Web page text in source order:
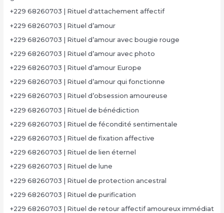
+229 68260703 | Rituel d'attachement affectif
+229 68260703 | Rituel d’amour
+229 68260703 | Rituel d’amour avec bougie rouge
+229 68260703 | Rituel d’amour avec photo
+229 68260703 | Rituel d’amour Europe
+229 68260703 | Rituel d’amour qui fonctionne
+229 68260703 | Rituel d’obsession amoureuse
+229 68260703 | Rituel de bénédiction
+229 68260703 | Rituel de fécondité sentimentale
+229 68260703 | Rituel de fixation affective
+229 68260703 | Rituel de lien éternel
+229 68260703 | Rituel de lune
+229 68260703 | Rituel de protection ancestral
+229 68260703 | Rituel de purification
+229 68260703 | Rituel de retour affectif amoureux immédiat